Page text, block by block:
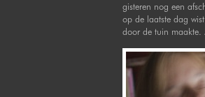
gisteren nog een
op de laatste dag
door de tuin maakte.